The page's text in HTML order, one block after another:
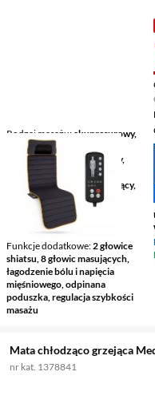
Rodzaj masażu akupresurowy,
ostukujący, pulsacyjny,
punktowy, refleksologiczny,
relaksacyjny, rolowanie,
rozbijający, shiatsu, usypiający,
wibracyjny
36 W
Zasilanie sieciowe
Funkcje dodatkowe 2 głowice
shiatsu, 8 głowic masujących,
łagodzenie bólu i napięcia
mięśniowego, odpinana
poduszka, regulacja szybkości
masażu
Mata chłodząco grzejąca
nr kat. 1378841